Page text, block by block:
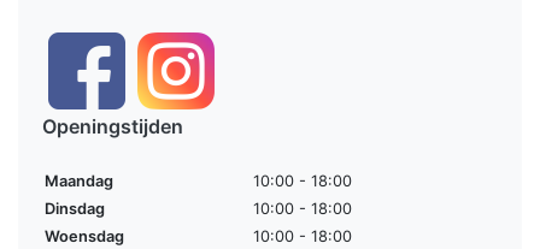
Openingstijden
Maandag
10:00 - 18:00
Dinsdag
10:00 - 18:00
Woensdag
10:00 - 18:00